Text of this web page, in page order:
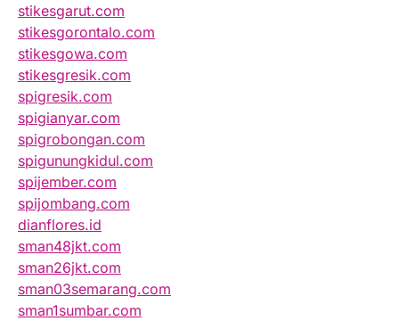
stikesgarut.com
stikesgorontalo.com
stikesgowa.com
stikesgresik.com
spigresik.com
spigianyar.com
spigrobongan.com
spigunungkidul.com
spijember.com
spijombang.com
dianflores.id
sman48jkt.com
sman26jkt.com
sman03semarang.com
sman1sumbar.com